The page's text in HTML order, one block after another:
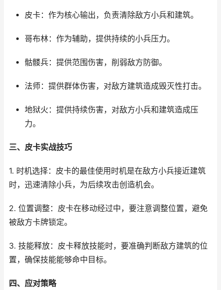
皮卡：作为核心输出，负责清除敌方小兵和建筑。
哥布林：作为辅助，提供持续的小兵压力。
骷髅兵：提供范围伤害，削弱敌方防御。
法师：提供群体伤害，对敌方建筑造成毁灭性打击。
地狱火：提供持续伤害，对敌方小兵和建筑造成压
力。
三、皮卡实战技巧
1. 时机选择：皮卡的最佳使用时机是在敌方小兵接近建筑
时，迅速清除小兵，为后续攻击创造机会。
2. 位置调整：皮卡在移动经过中，要注意调整位置，避免
被敌方卡牌锁定。
3. 技能释放：皮卡释放技能时，要准确判断敌方建筑的位
置，确保技能能够命中目标。
四、应对策略